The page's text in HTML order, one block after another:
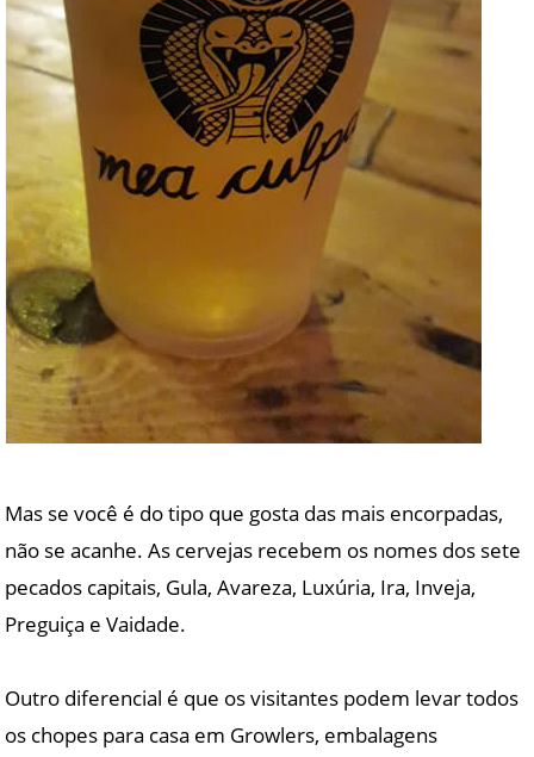
Mas se você é do tipo que gosta das mais encorpadas,
não se acanhe. As cervejas recebem os nomes dos sete
pecados capitais, Gula, Avareza, Luxúria, Ira, Inveja,
Preguiça e Vaidade.
Outro diferencial é que os visitantes podem levar todos
os chopes para casa em Growlers, embalagens